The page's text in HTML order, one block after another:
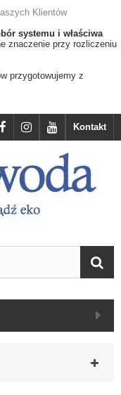
Klientów
systemu i właściwa
znaczenie przy rozliczeniu
przygotowujemy z
Kontakt